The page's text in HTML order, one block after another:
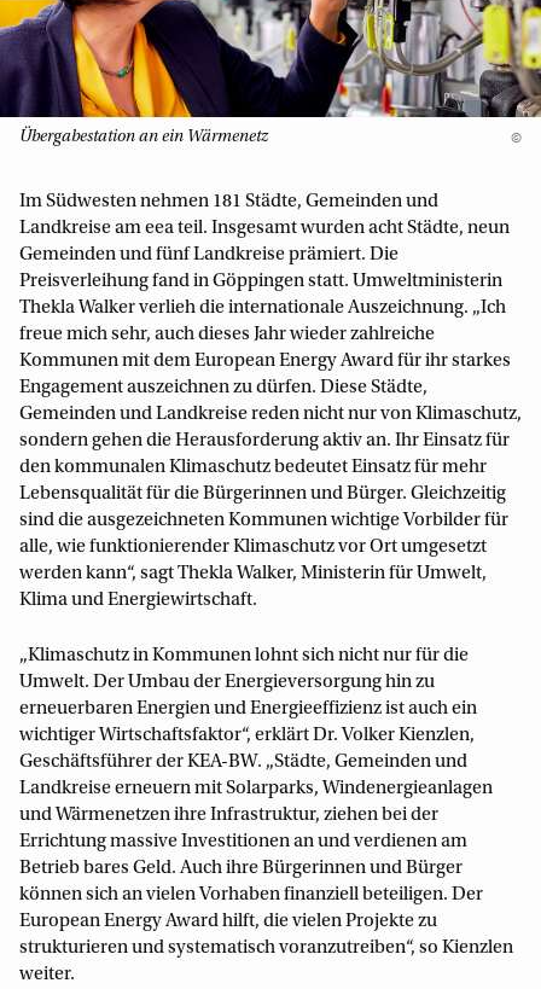
Übergabestation an ein Wärmenetz ©
Im Südwesten nehmen 181 Städte, Gemeinden und
Landkreise am eea teil. Insgesamt wurden acht Städte, neun
Gemeinden und fünf Landkreise prämiert. Die
Preisverleihung fand in Göppingen statt. Umweltministerin
Thekla Walker verlieh die internationale Auszeichnung. „Ich
freue mich sehr, auch dieses Jahr wieder zahlreiche
Kommunen mit dem European Energy Award für ihr starkes
Engagement auszeichnen zu dürfen. Diese Städte,
Gemeinden und Landkreise reden nicht nur von Klimaschutz,
sondern gehen die Herausforderung aktiv an. Ihr Einsatz für
den kommunalen Klimaschutz bedeutet Einsatz für mehr
Lebensqualität für die Bürgerinnen und Bürger. Gleichzeitig
sind die ausgezeichneten Kommunen wichtige Vorbilder für
alle, wie funktionierender Klimaschutz vor Ort umgesetzt
werden kann“, sagt Thekla Walker, Ministerin für Umwelt,
Klima und Energiewirtschaft.
„Klimaschutz in Kommunen lohnt sich nicht nur für die
Umwelt. Der Umbau der Energieversorgung hin zu
erneuerbaren Energien und Energieeffizienz ist auch ein
wichtiger Wirtschaftsfaktor“, erklärt Dr. Volker Kienzlen,
Geschäftsführer der KEA-BW. „Städte, Gemeinden und
Landkreise erneuern mit Solarparks, Windenergieanlagen
und Wärmenetzen ihre Infrastruktur, ziehen bei der
Errichtung massive Investitionen an und verdienen am
Betrieb bares Geld. Auch ihre Bürgerinnen und Bürger
können sich an vielen Vorhaben finanziell beteiligen. Der
European Energy Award hilft, die vielen Projekte zu
strukturieren und systematisch voranzutreiben“, so Kienzlen
weiter.